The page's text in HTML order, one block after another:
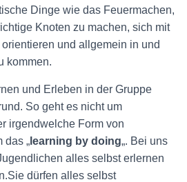
Dinge wie das Feuermachen,
Knoten zu machen, sich mit
und allgemein in und
kommen.
und Erleben in der Gruppe
So geht es nicht um
irgendwelche Form von
das „ learning by doing„. Bei uns
alles selbst erlernen
dürfen alles selbst